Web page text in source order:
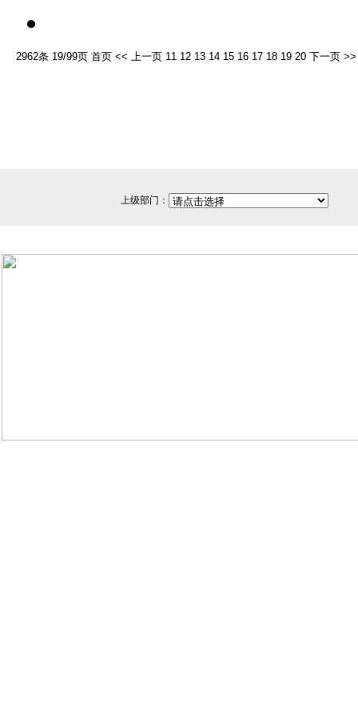
2962条 19/99页 首页 << 上一页 11 12 13 14 15 16 17 18 19 20 下一页 >>
上级部门：